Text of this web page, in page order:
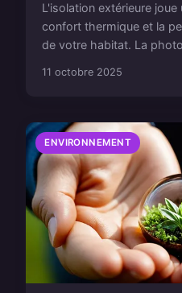
L'isolation extérieure
confort thermique et la
de votre habitat. La
11 octobre 2025
ENVIRONNEMENT